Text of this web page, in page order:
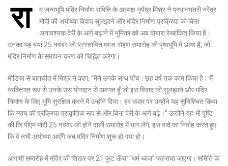
रा
म जन्मभूमि मंदिर निर्माण समिति के अध्यक्ष नृपेंद्र मिश्र ने प्रधानमंत्री नरेंद्र
मोदी की अयोध्या विवाद सुलझाने और मंदिर निर्माण प्रक्रिया को बिना
अनावश्यक देरी के आगे बढ़ाने में भूमिका को अब दोबारा रेखांकित किया है।
उनका यह बयां 25 नवंबर को प्रस्तावित ध्वज-रोहण समारोह की पृष्ठभूमि में आया है, जो
मंदिर निर्माण के समापन चरण को चिह्नित करेगा।
मीडिया से बातचीत में मिश्र ने कहा, “मैंने उनके साथ पाँच—छह वर्ष तक काम किया है। मैं
व्यक्तिगत रूप से उनके उस योगदान से अवगत हूँ जो इस विवाद को सुलझाने और मंदिर
निर्माण के लिए भूमि सुरक्षित करने में उन्होंने दिया। हर कदम पर उन्होंने यह सुनिश्चित किया
कि न्याय की प्रक्रिया प्राकृतिक रूप से और बिना देरी के आगे बढ़े।” उन्होंने यह भी पुष्टि
की कि पीएम मोदी 25 नवंबर को होने वाली समारोह में भाग लेंगे, इस वादे का निर्वाह करते हुए
कि वे तभी अयोध्या आएँगे जब मंदिर निर्माण शुरू हो गया हो।
आगामी समारोह में मंदिर की शिखर पर 21 फुट ऊँचा “धर्म ध्वज” फहराया जाएगा। समिति के